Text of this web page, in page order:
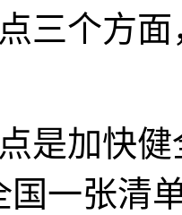
三个方
加快健
国一张清